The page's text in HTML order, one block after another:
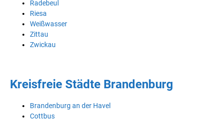
Radebeul
Riesa
Weißwasser
Zittau
Zwickau
Kreisfreie Städte Brandenburg
Brandenburg an der Havel
Cottbus